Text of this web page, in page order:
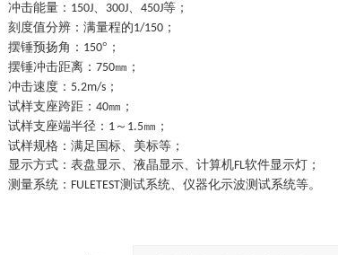
冲击能量 ： 150J、 300J、 450J等 ；
刻度值分辨 ： 满量程的1/150 ；
摆锤预扬角 ： 150° ；
摆锤冲击距离 ： 750㎜ ；
冲击速度 ： 5.2m/s ；
试样支座跨距 ： 40㎜ ；
试样支座端半径 ： 1 ～ 1.5㎜ ；
试样规格 ： 满足国标、美标等 ；
显示方式 ： 表盘显示、液晶显示、计算机FL软件显示灯 ；
测量系统 ： FULETEST测试系统、仪器化示波测试系统等。